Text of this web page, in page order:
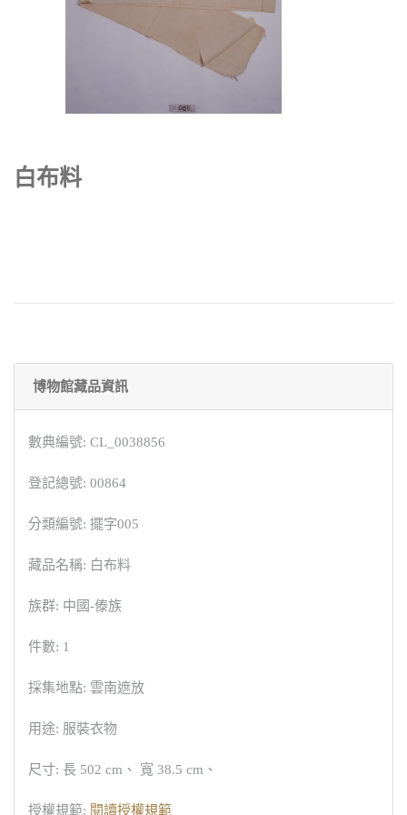
白布料
博物館藏品資訊
數典編號: CL_0038856
登記總號: 00864
分類編號: 擺字005
藏品名稱: 白布料
族群: 中國-傣族
件數: 1
採集地點: 雲南遮放
用途: 服裝衣物
尺寸: 長 502 cm、 寬 38.5 cm、
授權規範: 閱讀授權規範